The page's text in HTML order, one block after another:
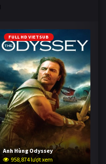
FULL HD VIETSUB
Anh Hùng Odyssey
958,874 lượt xem